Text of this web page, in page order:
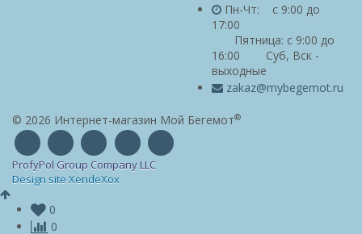
Пн-Чт: с 9:00 до
17:00
Пятница: с 9:00 до
16:00 Суб, Вск -
выходные
zakaz@mybegemot.ru
© 2026 Интернет-магазин Мой Бегемот®
ProfyPol Group Company LLC
Design site XendeXox
0
0